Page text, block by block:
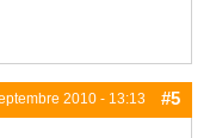
2010 - 13:13 #5